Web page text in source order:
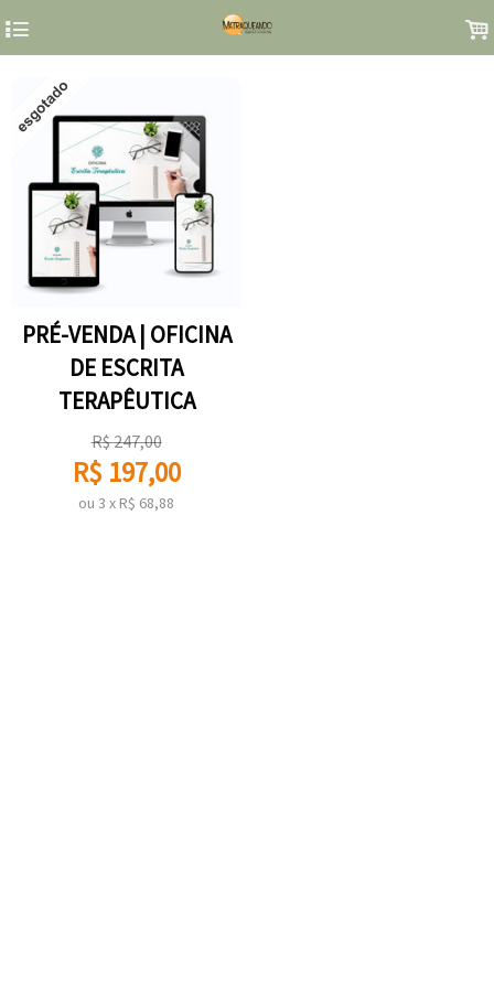
4 .
PRÉ-VENDA | OFICINA
DE ESCRITA
TERAPÊUTICA
R$247,00
R$ 197,00
ou 3 x R$ 68,88